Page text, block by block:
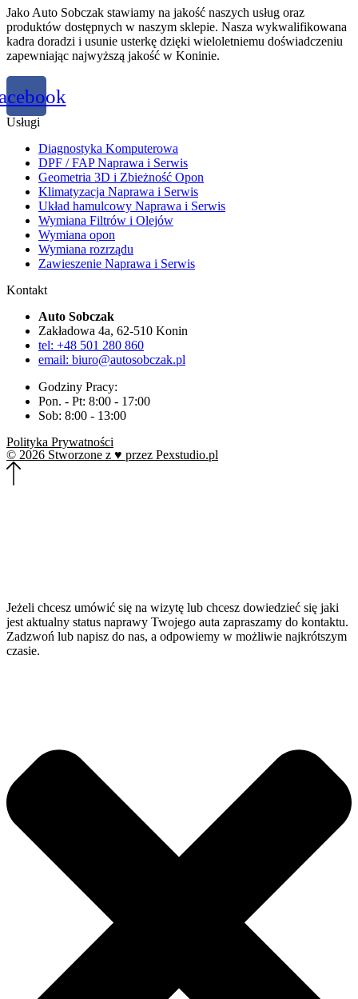
Jako Auto Sobczak stawiamy na jakość naszych usług oraz
produktów dostępnych w naszym sklepie. Nasza wykwalifikowana
kadra doradzi i usunie usterkę dzięki wieloletniemu doświadczeniu
zapewniając najwyższą jakość w Koninie.
Usługi
Diagnostyka Komputerowa
DPF / FAP Naprawa i Serwis
Geometria 3D i Zbieżność Opon
Klimatyzacja Naprawa i Serwis
Układ hamulcowy Naprawa i Serwis
Wymiana Filtrów i Olejów
Wymiana opon
Wymiana rozrządu
Zawieszenie Naprawa i Serwis
Kontakt
Auto Sobczak
Zakładowa 4a, 62-510 Konin
tel: +48 501 280 860
email: biuro@autosobczak.pl
Godziny Pracy:
Pon. - Pt: 8:00 - 17:00
Sob: 8:00 - 13:00
Polityka Prywatności
© 2026 Stworzone z ♥ przez Pexstudio.pl
Jeżeli chcesz umówić się na wizytę lub chcesz dowiedzieć się jaki
jest aktualny status naprawy Twojego auta zapraszamy do kontaktu.
Zadzwoń lub napisz do nas, a odpowiemy w możliwie najkrótszym
czasie.